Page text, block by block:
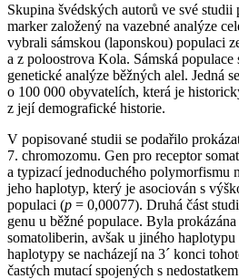
Skupina švédských autorů ve své
marker založený na vazebné analýze
vybrali sámskou (laponskou) populaci
a z poloostrova Kola. Sámská
genetické analýze běžných alel. Jedná
o 100 000 obyvatelích, která je
z její demografické historie.
V popisované studii se podařilo
7. chromozomu. Gen pro receptor
a typizací jednoduchého polymorfismu
jeho haplotyp, který je asociován s
populaci (p = 0,00077). Druhá část
genu u běžné populace. Byla
somatoliberin, avšak u jiného haplotypu
haplotypy se nacházejí na 3´ konci
častých mutací spojených s